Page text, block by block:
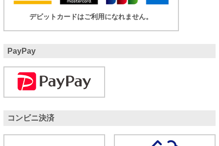
デビットカードはご利用になれません。
PayPay
コンビニ決済